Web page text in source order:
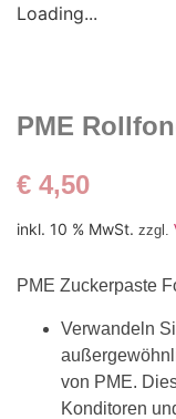
Loading...
PME
€ 4,50
inkl. 10 % MwSt. zzgl.
PME Zuckerpaste
Verwandeln
von PME.
Konditoren